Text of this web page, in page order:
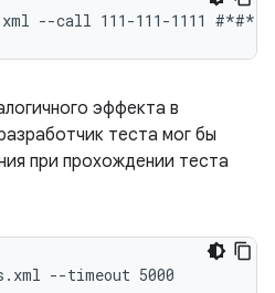
эффекта в
теста мог бы
при прохождении теста
--timeout 5000